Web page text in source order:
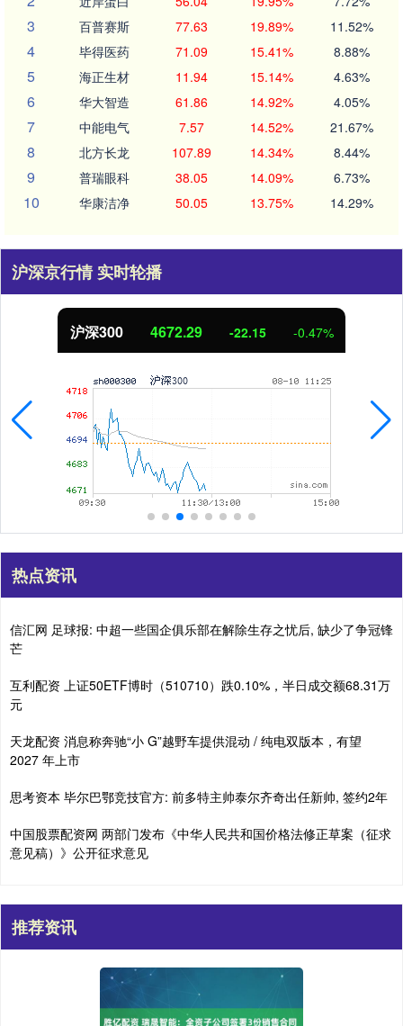
3 百普赛斯 77.63 19.89% 11.52%
4 毕得医药 71.09 15.41% 8.88%
5 海正生材 11.94 15.14% 4.63%
6 华大智造 61.86 14.92% 4.05%
7 中能电气 7.57 14.52% 21.67%
8 北方长龙 107.89 14.34% 8.44%
9 普瑞眼科 38.05 14.09% 6.73%
10 华康洁净 50.05 13.75% 14.29%
沪深京行情 实时轮播
沪深300 4672.29 -22.15 -0.47%
热点资讯
信汇网 足球报: 中超一些国企俱乐部在解除生存之忧后, 缺少了争冠锋
芒
互利配资 上证50ETF博时（510710）跌0.10%，半日成交额68.31万
元
天龙配资 消息称奔驰“小 G”越野车提供混动 / 纯电双版本，有望
2027 年上市
思考资本 毕尔巴鄂竞技官方: 前多特主帅泰尔齐奇出任新帅, 签约2年
中国股票配资网 两部门发布《中华人民共和国价格法修正草案（征求
意见稿）》公开征求意见
推荐资讯